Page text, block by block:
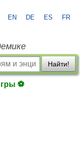
EN DE ES FR
Найти!
⚽